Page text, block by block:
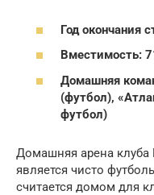
Год окончания
Вместимость:
Домашняя
(футбол),
футбол)
Домашняя арена
является чисто
считается домом для